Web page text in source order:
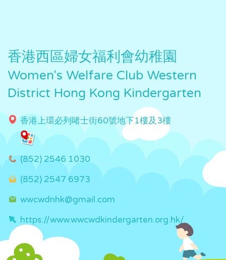
香港西區婦女福利會幼稚園
Women's Welfare Club Western
District Hong Kong Kindergarten
香港上環必列啫士街60號地下1樓及3樓
(852) 2546 1030
(852) 2547 6973
wwcwdnhk@gmail.com
https://www.wwcwdkindergarten.org.hk/